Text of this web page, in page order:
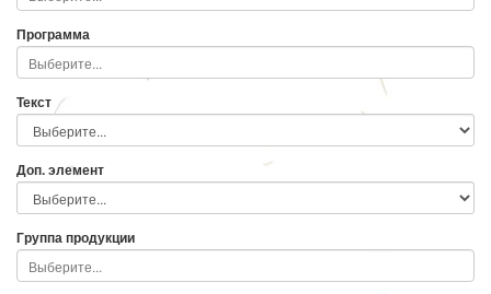
Программа
Текст
Доп. элемент
Группа продукции